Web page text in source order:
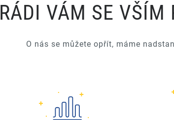
RÁDI VÁM SE VŠÍM
O nás se můžete opřít, máme